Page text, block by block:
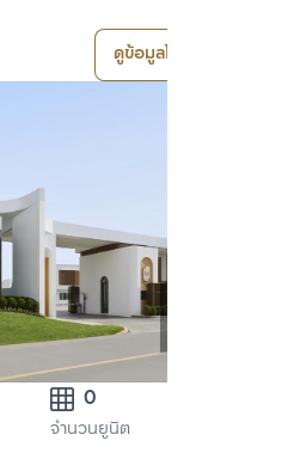
ดูข้อมูลโครงการ
0
จำนวนยูนิต